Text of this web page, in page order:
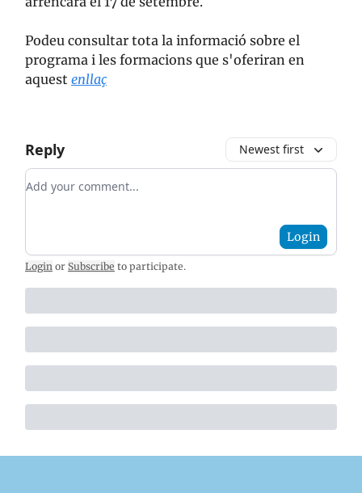
Podeu consultar tota la informació sobre el
programa i les formacions que s'oferiran en
aquest enllaç
Reply Newest first
Add your comment
Login
Login or Subscribe to participate.